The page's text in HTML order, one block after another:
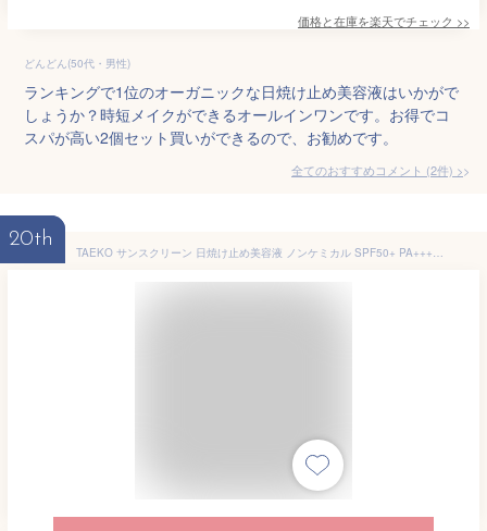
価格と在庫を楽天でチェック >>
どんどん(50代・男性)
ランキングで1位のオーガニックな日焼け止め美容液はいかがで
しょうか？時短メイクができるオールインワンです。お得でコ
スパが高い2個セット買いができるので、お勧めです。
全てのおすすめコメント (2件) >
20th
TAEKO サンスクリーン 日焼け止め美容液 ノンケミカル SPF50+ PA++++ 低刺激 敏感肌 トーンアップ ウォータープルーフ 無香料 化粧下地 顔 日焼け止め 子供 紫外線吸収剤不使用 サンゴ 化粧品 35ml 母の日